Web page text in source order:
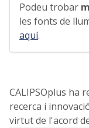
Podeu trobar
les fonts de
aquí.
CALIPSOplus ha
recerca i
virtut de l'acord